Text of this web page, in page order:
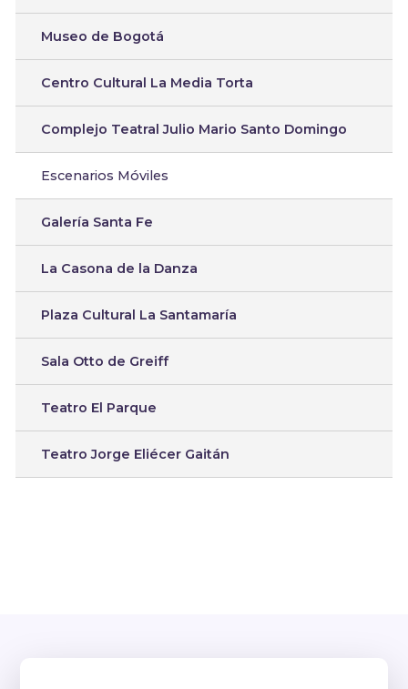
Museo de Bogotá
Centro Cultural La Media Torta
Complejo Teatral Julio Mario Santo Domingo
Escenarios Móviles
Galería Santa Fe
La Casona de la Danza
Plaza Cultural La Santamaría
Sala Otto de Greiff
Teatro El Parque
Teatro Jorge Eliécer Gaitán